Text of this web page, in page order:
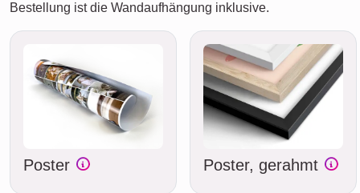
Bestellung ist die Wandaufhängung inklusive.
Poster Poster, gerahmt